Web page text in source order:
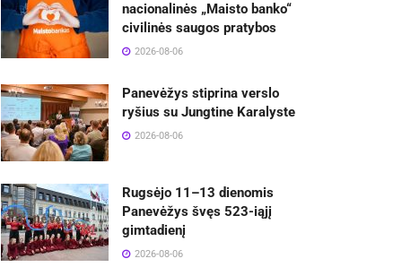
nacionalinės „Maisto banko“
civilinės saugos pratybos
2026-08-06
Panevėžys stiprina verslo
ryšius su Jungtine Karalyste
2026-08-06
Rugsėjo 11–13 dienomis
Panevėžys švęs 523-iąjį
gimtadienį
2026-08-06